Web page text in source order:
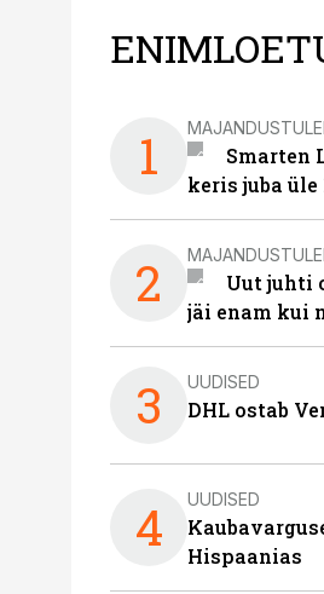
1
Smarten
keris juba
2
Uut juhti
jäi enam kui
3 UUDISED
DHL ostab
4 UUDISED
Hispaanias